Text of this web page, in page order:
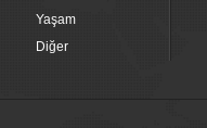
Yaşam
Diğer